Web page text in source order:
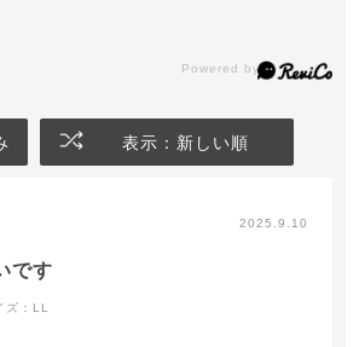
表示：新しい順
2025.9.10
です
ズ：LL